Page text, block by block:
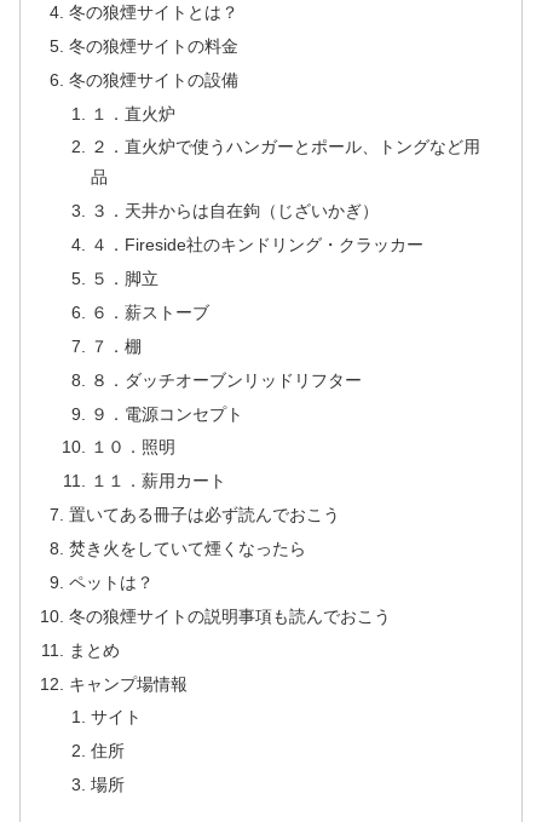
冬の狼煙サイトとは？
冬の狼煙サイトの料金
冬の狼煙サイトの設備
１．直火炉
２．直火炉で使うハンガーとポール、トングなど用
品
３．天井からは自在鉤（じざいかぎ）
４．Fireside社のキンドリング・クラッカー
５．脚立
６．薪ストーブ
７．棚
８．ダッチオーブンリッドリフター
９．電源コンセプト
１０．照明
１１．薪用カート
置いてある冊子は必ず読んでおこう
焚き火をしていて煙くなったら
ペットは？
冬の狼煙サイトの説明事項も読んでおこう
まとめ
キャンプ場情報
サイト
住所
場所